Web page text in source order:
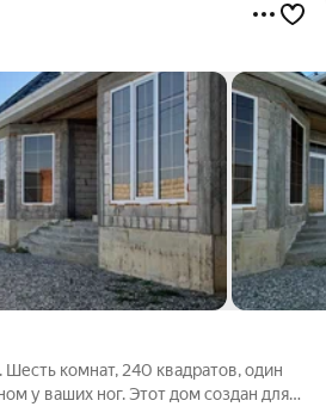
комнат, 240 квадратов, один